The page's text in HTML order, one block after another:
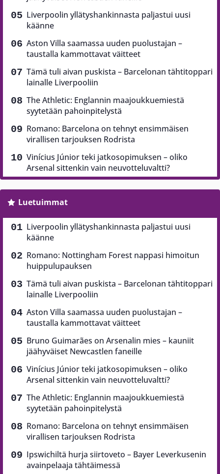
Liverpoolin yllätyshankinnasta paljastui uusi
käänne
Aston Villa saamassa uuden puolustajan –
taustalla kammottavat väitteet
Tämä tuli aivan puskista – Barcelonan tähtitoppari
lainalle Liverpooliin
The Athletic: Englannin maajoukkuemiestä
syytetään pahoinpitelystä
Romano: Barcelona on tehnyt ensimmäisen
virallisen tarjouksen Rodrista
Vinícius Júnior teki jatkosopimuksen – oliko
Arsenal sittenkin vain neuvotteluvaltti?
Luetuimmat
Liverpoolin yllätyshankinnasta paljastui uusi
käänne
Romano: Nottingham Forest nappasi himoitun
huippulupauksen
Tämä tuli aivan puskista – Barcelonan tähtitoppari
lainalle Liverpooliin
Aston Villa saamassa uuden puolustajan –
taustalla kammottavat väitteet
Bruno Guimarães on Arsenalin mies – kauniit
jäähyväiset Newcastlen faneille
Vinícius Júnior teki jatkosopimuksen – oliko
Arsenal sittenkin vain neuvotteluvaltti?
The Athletic: Englannin maajoukkuemiestä
syytetään pahoinpitelystä
Romano: Barcelona on tehnyt ensimmäisen
virallisen tarjouksen Rodrista
Ipswichiltä hurja siirtoveto – Bayer Leverkusenin
avainpelaaja tähtäimessä